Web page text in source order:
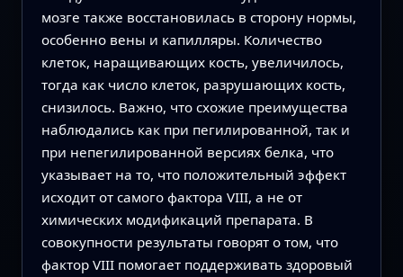
мозге также восстановилась в сторону нормы,
особенно вены и капилляры. Количество
клеток, наращивающих кость, увеличилось,
тогда как число клеток, разрушающих кость,
снизилось. Важно, что схожие преимущества
наблюдались как при пегилированной, так и
при непегилированной версиях белка, что
указывает на то, что положительный эффект
исходит от самого фактора VIII, а не от
химических модификаций препарата. В
совокупности результаты говорят о том, что
фактор VIII помогает поддерживать здоровый